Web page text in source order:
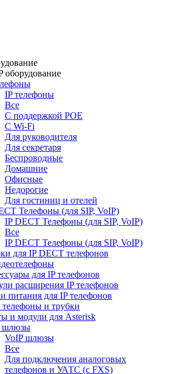
оборудование
IP телефоны
Все
С поддержкой POE
C Wi-Fi
Для руководителя
Для секретаря
Беспроводные
Домашние
Офисные
Недорогие
Для гостиниц и отелей
Телефоны (для SIP, VoIP)
IP DECT Телефоны (для SIP, VoIP)
Все
IP DECT Телефоны (для SIP, VoIP)
для IP DECT телефонов
для IP телефонов
расширения IP телефонов
питания для IP телефонов
и трубки
и модули для Asterisk
шлюзы
VoIP шлюзы
Все
Для подключения аналоговых
телефонов и УАТС (с FXS)